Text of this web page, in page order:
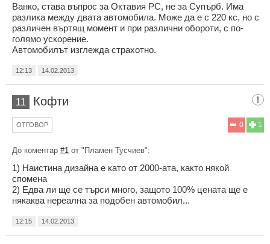
Ванко, става въпрос за Октавия РС, не за Супърб. Има
разлика между двата автомобила. Може да е с 220 кс, но с
различен въртящ момент и при различни обороти, с по-
голямо ускорение.
Автомобилът изглежда страхотно.
12:13 14.02.2013
11 Кофти
1
0
ОТГОВОР
До коментар #1 от "Пламен Тусчиев":
1) Наистина дизайна е като от 2000-ата, както някой
спомена
2) Едва ли ще се търси много, защото 100% цената ще е
някаква нереална за подобен автомобил...
12:15 14.02.2013